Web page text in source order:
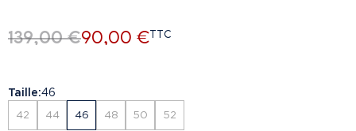
139,00 €90,00 €TTC
Taille 46
42 44 46 48 50 52